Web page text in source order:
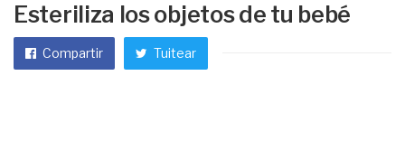
Esteriliza los objetos de tu bebé
Compartir Tuitear